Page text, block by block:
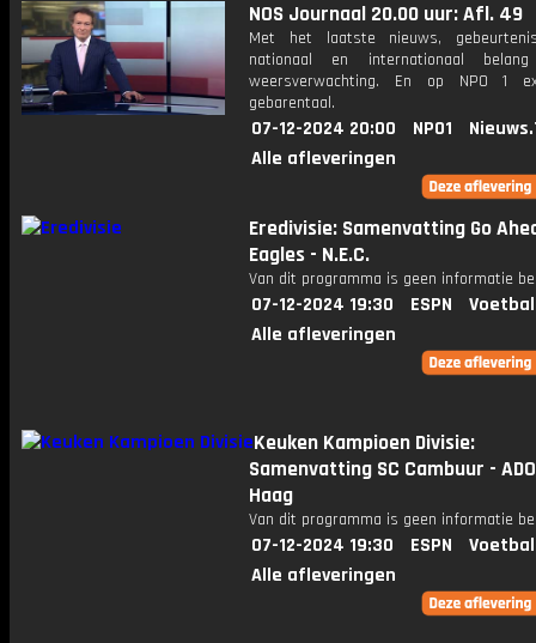
NOS Journaal 20.00 uur: Afl. 49
Met het laatste nieuws,
nationaal en internationaal
weersverwachting. En op NPO 1
gebarentaal.
07-12-2024 20:00 NPO1
Alle afleveringen
Eredivisie: Samenvatting Go
Eagles - N.E.C.
Van dit programma is geen informatie
07-12-2024 19:30 ESPN
Alle afleveringen
Keuken Kampioen Divisie:
Samenvatting SC Cambuur -
Haag
Van dit programma is geen informatie
07-12-2024 19:30 ESPN
Alle afleveringen